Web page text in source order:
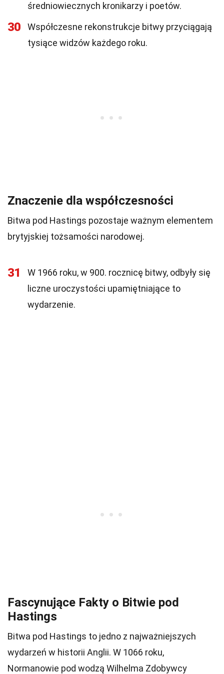
średniowiecznych kronikarzy i poetów.
30
Współczesne rekonstrukcje bitwy przyciągają
tysiące widzów każdego roku.
Znaczenie dla współczesności
Bitwa pod Hastings pozostaje ważnym elementem
brytyjskiej tożsamości narodowej.
31
W 1966 roku, w 900. rocznicę bitwy, odbyły się
liczne uroczystości upamiętniające to
wydarzenie.
Fascynujące Fakty o Bitwie pod
Hastings
Bitwa pod Hastings to jedno z najważniejszych
wydarzeń w historii Anglii. W 1066 roku,
Normanowie pod wodzą Wilhelma Zdobywcy